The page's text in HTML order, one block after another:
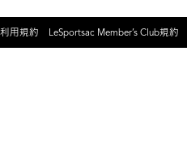
利用規約 LeSportsac Member’s Club規約